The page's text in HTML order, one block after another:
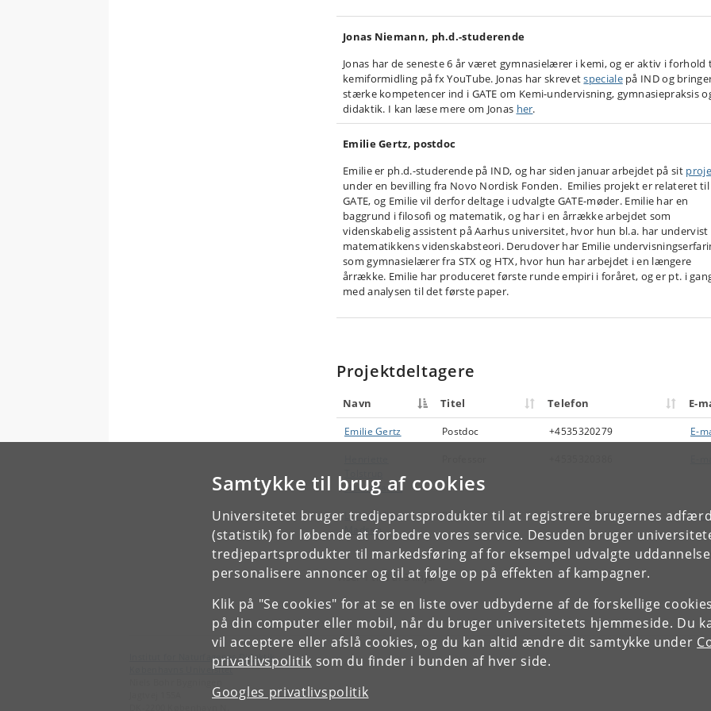
Samtykke til brug af cookies
Universitetet bruger tredjepartsprodukter til at registrere brugernes
(statistik) for løbende at forbedre vores service. Desuden bruger
tredjepartsprodukter til markedsføring af for eksempel udvalgte
personalisere annoncer og til at følge op på effekten af kampagner.
Klik på "Se cookies" for at se en liste over udbyderne af de forskellige
på din computer eller mobil, når du bruger universitetets hjemmeside. Du
vil acceptere eller afslå cookies, og du kan altid ændre dit samtykke under
privatlivspolitik som du finder i bunden af hver side.
Googles privatlivspolitik
Jonas Niemann, ph.d.-studerende
Jonas har de seneste 6 år været gymnasielærer i kemi, og er aktiv i forhold
kemiformidling på fx YouTube. Jonas har skrevetspecialepå IND og
stærke kompetencer ind i GATE om Kemi-undervisning, gymnasiepraksis
didaktik. I kan læse mere om Jonas her.
Emilie Gertz, postdoc
Emilie er ph.d.-studerende på IND, og har siden januar arbejdet på sit
under en bevilling fra Novo Nordisk Fonden. Emilies projekt er relateret til
GATE, og Emilie vil derfor deltage i udvalgte GATE-møder. Emilie har en
baggrund i filosofi og matematik, og har i en årrække arbejdet som
videnskabelig assistent på Aarhus universitet, hvor hun bl.a. har undervist
matematikkens videnskabsteori. Derudover har Emilie
som gymnasielærer fra STX og HTX, hvor hun har arbejdet i en længere
årrække. Emilie har produceret første runde empiri i foråret, og er pt. i
med analysen til det første paper.
Projektdeltagere
Navn Titel Telefon E-
Emilie Gertz Postdoc +4535320279 E-
Holmegaard
Lene Møller
Madsen
Professor +4535320459 E-
Viser 1 til 3 af 3 linjer
Institut for Naturfagenes Didaktik
Københavns Universitet